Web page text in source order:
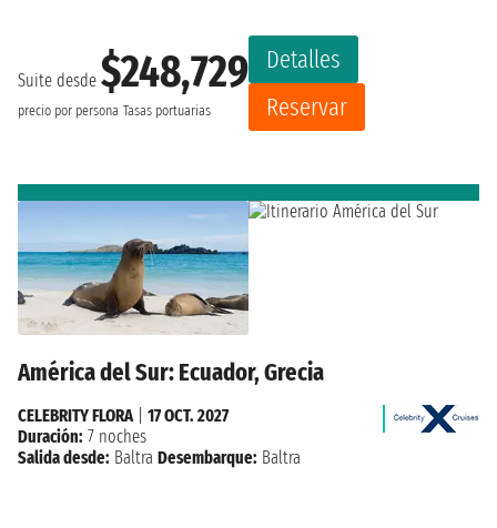
Suite desde $248,729
precio por persona Tasas portuarias
Detalles
Reservar
América del Sur: Ecuador, Grecia
CELEBRITY FLORA| 17 OCT. 2027
Duración: 7 noches
Salida desde: Baltra Desembarque: Baltra